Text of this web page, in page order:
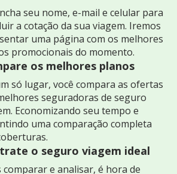
seu nome, e-mail e celular para
a cotação da sua viagem. Iremos
uma página com os melhores
promocionais do momento.
os melhores planos
só lugar, você compara as ofertas
seguradoras de seguro
Economizando seu tempo e
uma comparação completa
o seguro viagem ideal
comparar e analisar, é hora de